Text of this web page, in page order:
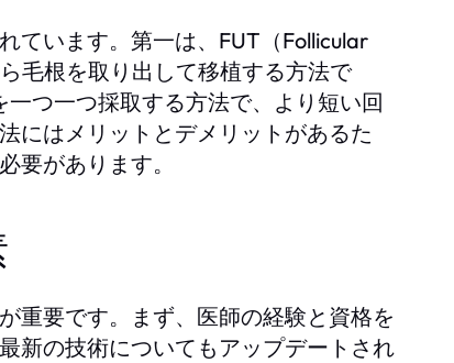
ています。第一は、FUT（Follicular
毛根を取り出して移植する方法で
つ一つ採取する方法で、より短い回
にはメリットとデメリットがあるた
要があります。
重要です。まず、医師の経験と資格を
新の技術についてもアップデートされ